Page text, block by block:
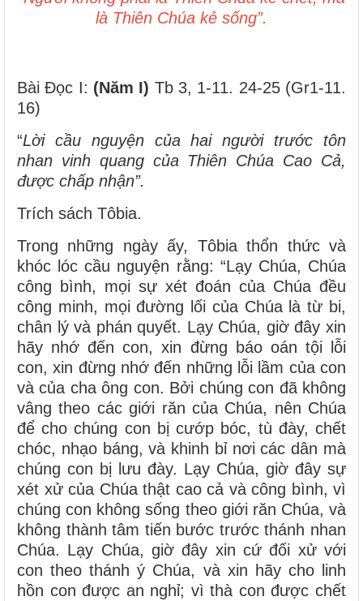
là Thiên Chúa kẻ sống”.
Bài Ðọc I: (Năm I) Tb 3, 1-11. 24-25 (Gr1-11.
16)
“Lời cầu nguyện của hai người trước tôn
nhan vinh quang của Thiên Chúa Cao Cả,
được chấp nhận”.
Trích sách Tôbia.
Trong những ngày ấy, Tôbia thổn thức và
khóc lóc cầu nguyện rằng: “Lạy Chúa, Chúa
công bình, mọi sự xét đoán của Chúa đều
công minh, mọi đường lối của Chúa là từ bi,
chân lý và phán quyết. Lạy Chúa, giờ đây xin
hãy nhớ đến con, xin đừng báo oán tội lỗi
con, xin đừng nhớ đến những lỗi lầm của con
và của cha ông con. Bởi chúng con đã không
vâng theo các giới răn của Chúa, nên Chúa
để cho chúng con bị cướp bóc, tù đày, chết
chóc, nhạo báng, và khinh bỉ nơi các dân mà
chúng con bị lưu đày. Lạy Chúa, giờ đây sự
xét xử của Chúa thật cao cả và công bình, vì
chúng con không sống theo giới răn Chúa, và
không thành tâm tiến bước trước thánh nhan
Chúa. Lạy Chúa, giờ đây xin cứ đối xử với
con theo thánh ý Chúa, và xin hãy cho linh
hồn con được an nghỉ; vì thà con được chết